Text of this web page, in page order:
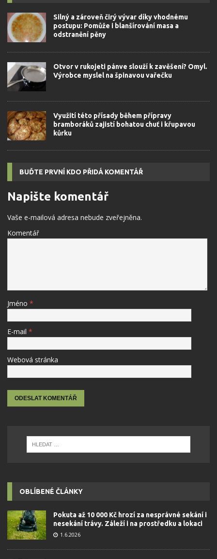
Silný a zároveň čirý vývar díky vhodnému
postupu: Pomůže i blanšírování masa a
odstranění pěny
Otvor v rukojeti pánve slouží k zavěšení? Omyl.
Výrobce myslel na špinavou vařečku
Využití této přísady během přípravy
bramboráků zajistí bohatou chuť i křupavou
kůrku
BUĎTE PRVNÍ KDO PŘIDÁ KOMENTÁŘ
Napište komentář
Vaše e-mailová adresa nebude zveřejněna.
Komentář
Jméno *
E-mail *
Webová stránka
OBLÍBENÉ ČLÁNKY
Pokuta až 10 000 Kč hrozí za nesprávné sekání i
nesekání trávy. Záleží i na prostředku a lokaci
1.6.2026